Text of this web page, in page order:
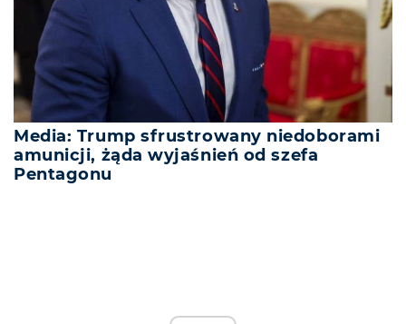
Media: Trump sfrustrowany niedoborami
amunicji, żąda wyjaśnień od szefa
Pentagonu